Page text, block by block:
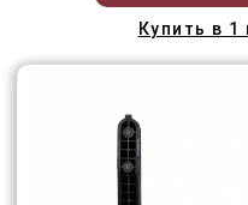
Купить в 1